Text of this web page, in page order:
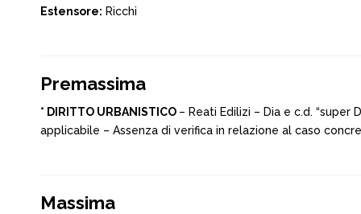
Estensore: Ricchi
Premassima
* DIRITTO URBANISTICO – Reati Edilizi – Dia e c.d.
applicabile – Assenza di verifica in relazione al caso
Massima